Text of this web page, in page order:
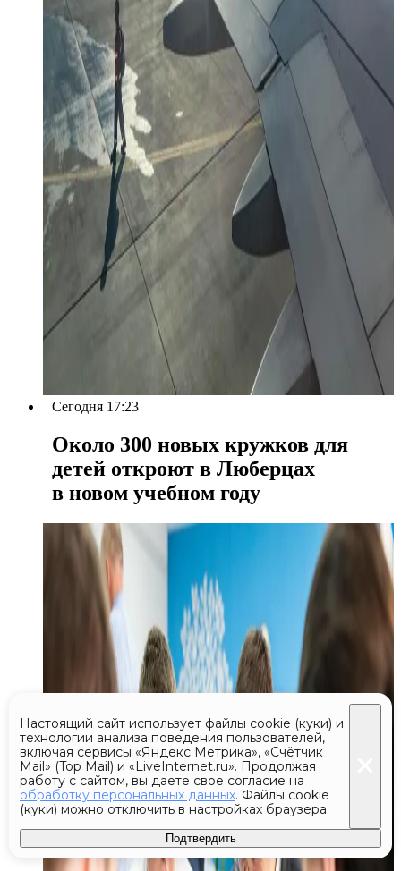
Сегодня 17:23
Около 300 новых кружков для
детей откроют в Люберцах
в новом учебном году
Настоящий сайт использует файлы cookie (куки) и
технологии анализа поведения пользователей,
включая сервисы «Яндекс Метрика», «Счётчик
Mail» (Top Mail) и «LiveInternet.ru». Продолжая
работу с сайтом, вы даете свое согласие на
обработку персональных данных. Файлы cookie
(куки) можно отключить в настройках браузера
Подтвердить